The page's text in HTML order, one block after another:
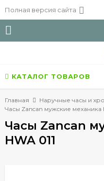
Полная версия сайта
КАТАЛОГ ТОВАРОВ
Главная
Наручные часы и
Часы Zancan мужские механика
Часы Zancan
HWA 011